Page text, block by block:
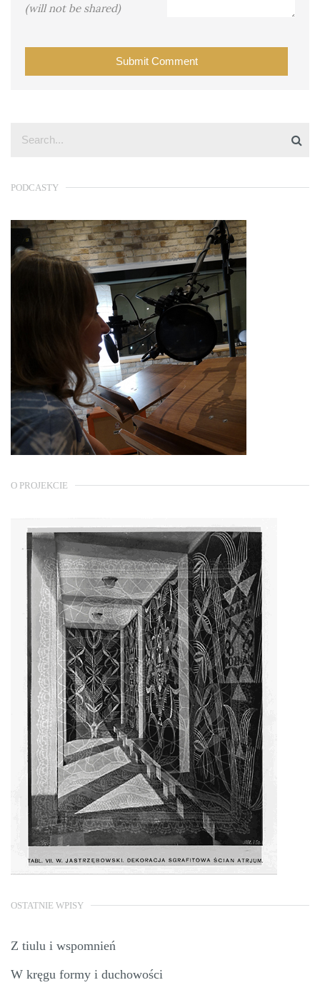
(will not be shared)
PODCASTY
O PROJEKCIE
OSTATNIE WPISY
Z tiulu i wspomnień
W kręgu formy i duchowości